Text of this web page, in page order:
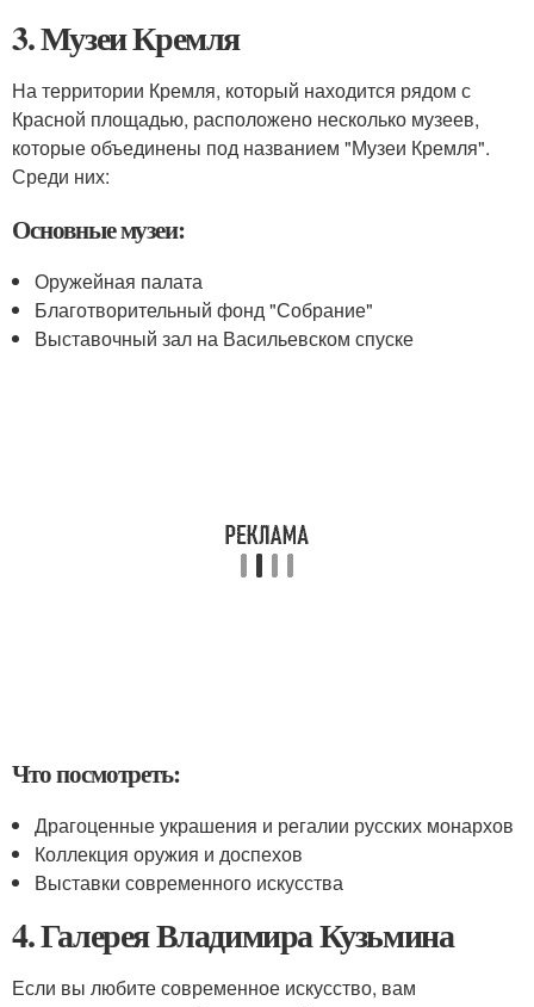
3. Музеи Кремля
На территории Кремля, который находится рядом с
Красной площадью, расположено несколько музеев,
которые объединены под названием "Музеи Кремля".
Среди них:
Основные музеи:
Оружейная палата
Благотворительный фонд "Собрание"
Выставочный зал на Васильевском спуске
Что посмотреть:
Драгоценные украшения и регалии русских монархов
Коллекция оружия и доспехов
Выставки современного искусства
4. Галерея Владимира Кузьмина
Если вы любите современное искусство, вам